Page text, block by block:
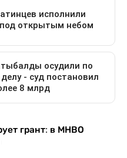
грант: в МНВО